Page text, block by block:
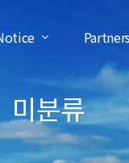
미분류